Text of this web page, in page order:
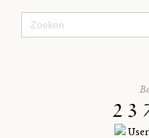
Zoek
naar: